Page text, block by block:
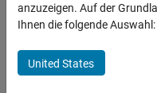
AUTOSAR Blockset
Adaptive Software Component
Component Development
expand all in page
Routing
anzuzeigen. Auf der
Ihnen die folgende Auswahl:
United States